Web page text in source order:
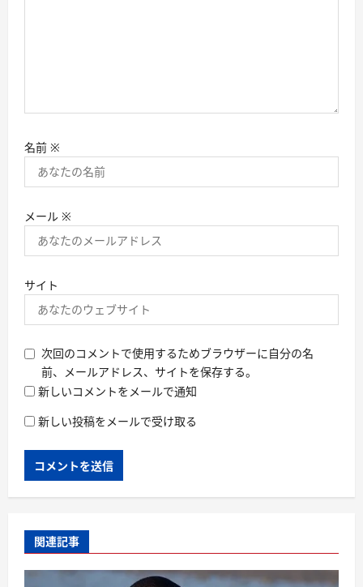
名前 ※
メール ※
サイト
次回のコメントで使用するためブラウザーに自分の名
前、メールアドレス、サイトを保存する。
新しいコメントをメールで通知
新しい投稿をメールで受け取る
関連記事